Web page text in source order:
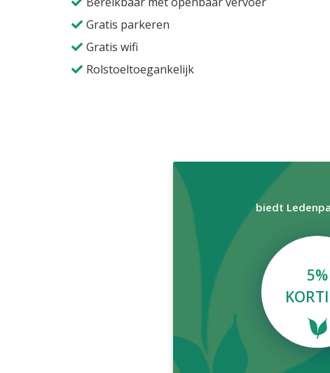
Gratis parkeren
Gratis wifi
Rolstoeltoegankelijk
biedt
5%